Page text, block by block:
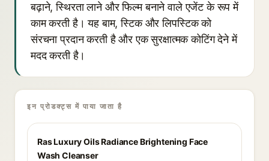
बढ़ाने, स्थिरता लाने और फिल्म बनाने वाले एजेंट के रूप में
काम करती है। यह बाम, स्टिक और लिपस्टिक को
संरचना प्रदान करती है और एक सुरक्षात्मक कोटिंग देने में
मदद करती है।
इन प्रोडक्ट्स में पाया जाता है
Ras Luxury Oils Radiance Brightening Face
Wash Cleanser